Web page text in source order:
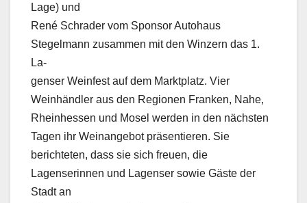
Lage) und
René Schrader vom Sponsor Autohaus
Stegelmann zusammen mit den Winzern das 1.
La-
genser Weinfest auf dem Marktplatz. Vier
Weinhändler aus den Regionen Franken, Nahe,
Rheinhessen und Mosel werden in den nächsten
Tagen ihr Weinangebot präsentieren. Sie
berichteten, dass sie sich freuen, die
Lagenserinnen und Lagenser sowie Gäste der
Stadt an